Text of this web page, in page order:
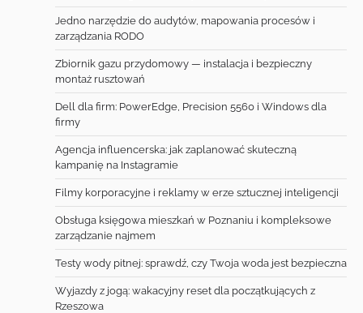
Jedno narzędzie do audytów, mapowania procesów i
zarządzania RODO
Zbiornik gazu przydomowy — instalacja i bezpieczny
montaż rusztowań
Dell dla firm: PowerEdge, Precision 5560 i Windows dla
firmy
Agencja influencerska: jak zaplanować skuteczną
kampanię na Instagramie
Filmy korporacyjne i reklamy w erze sztucznej inteligencji
Obsługa księgowa mieszkań w Poznaniu i kompleksowe
zarządzanie najmem
Testy wody pitnej: sprawdź, czy Twoja woda jest bezpieczna
Wyjazdy z jogą: wakacyjny reset dla początkujących z
Rzeszowa